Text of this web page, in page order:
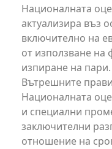
Националната
актуализира въз
включително на
от използване на
изпиране на
Вътрешните
Националната
и специални
заключителни
отношение на